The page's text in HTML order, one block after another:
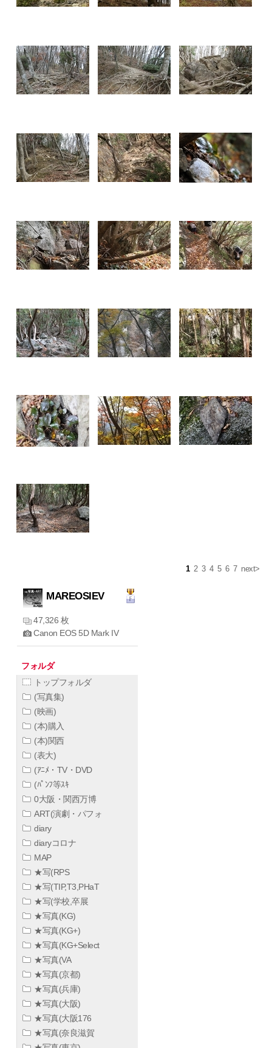
1 2 3 4 5 6 7 next>
MAREOSIEV
47,326 枚
Canon EOS 5D Mark IV
フォルダ
トップフォルダ
(写真集)
(映画)
(本)購入
(本)関西
(表大)
(ｱﾆﾒ・TV・DVD
(ﾊﾟﾝﾌ等ｽｷ
0大阪・関西万博
ART(演劇・パフォ
diary
diaryコロナ
MAP
★写(RPS
★写(TIP,T3,PHaT
★写(学校,卒展
★写真(KG)
★写真(KG+)
★写真(KG+Select
★写真(VA
★写真(京都)
★写真(兵庫)
★写真(大阪)
★写真(大阪176
★写真(奈良滋賀